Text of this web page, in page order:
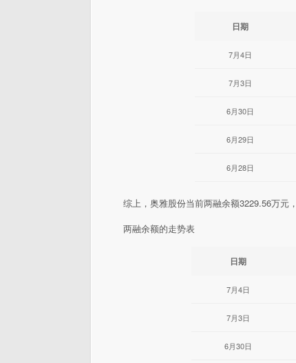
日期
7月4日
7月3日
6月30日
6月29日
6月28日
综上，奥雅股份当前两融余额3229.56万元
两融余额的走势表
日期
7月4日
7月3日
6月30日